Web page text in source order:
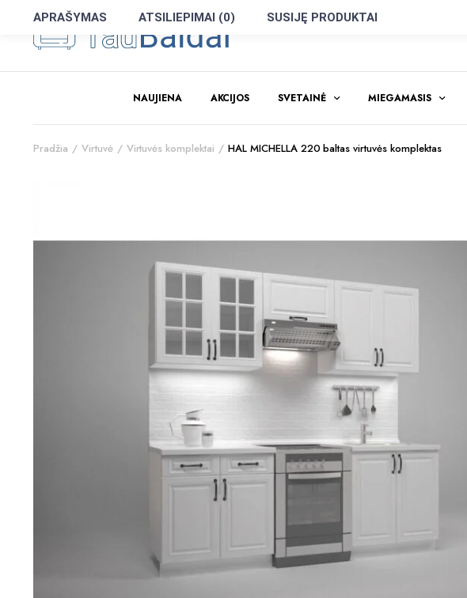
NAUJIENA AKCIJOS SVETAINĖ MIEGAMASIS
Pradžia Virtuvė Virtuvės komplektai HAL MICHELLA 220 baltas virtuvės komplektas
APRAŠYMAS ATSILIEPIMAI (0) SUSIJĘ PRODUKTAI